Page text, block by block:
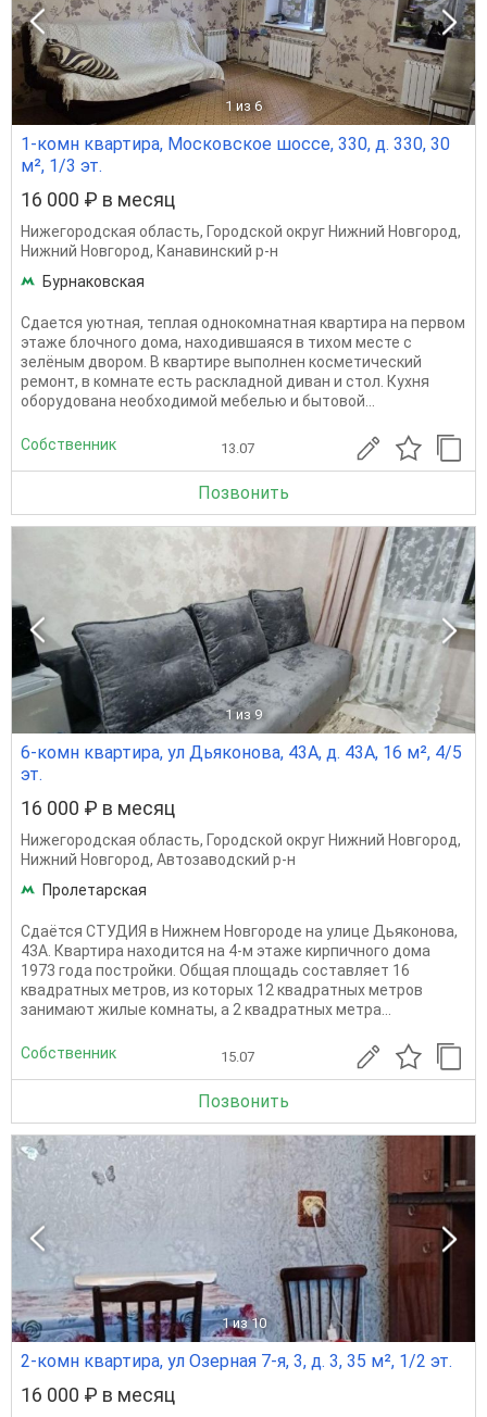
1 из 6
1-комн квартира, Московское шоссе, 330, д. 330, 30
м², 1/3 эт.
16 000 ₽ в месяц
Нижегородская область, Городской округ Нижний Новгород,
Нижний Новгород, Канавинский р-н
Бурнаковская
Сдается уютная, теплая однокомнатная квартира на первом
этаже блочного дома, находившаяся в тихом месте с
зелёным двором. В квартире выполнен косметический
ремонт, в комнате есть раскладной диван и стол. Кухня
оборудована необходимой мебелью и бытовой...
Собственник 13.07
Позвонить
1 из 9
6-комн квартира, ул Дьяконова, 43А, д. 43А, 16 м², 4/5
эт.
16 000 ₽ в месяц
Нижегородская область, Городской округ Нижний Новгород,
Нижний Новгород, Автозаводский р-н
Пролетарская
Сдаётся СТУДИЯ в Нижнем Новгороде на улице Дьяконова,
43А. Квартира находится на 4-м этаже кирпичного дома
1973 года постройки. Общая площадь составляет 16
квадратных метров, из которых 12 квадратных метров
занимают жилые комнаты, а 2 квадратных метра...
Собственник 15.07
Позвонить
1 из 10
2-комн квартира, ул Озерная 7-я, 3, д. 3, 35 м², 1/2 эт.
16 000 ₽ в месяц